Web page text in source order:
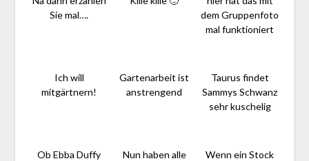
Sie mal….
dem Gruppenfoto
mal funktioniert
Ich will
mitgärtnern!
Gartenarbeit ist
anstrengend
Taurus findet
Sammys Schwanz
sehr kuschelig
Ob Ebba Duffy
Nun haben alle
Wenn ein Stock